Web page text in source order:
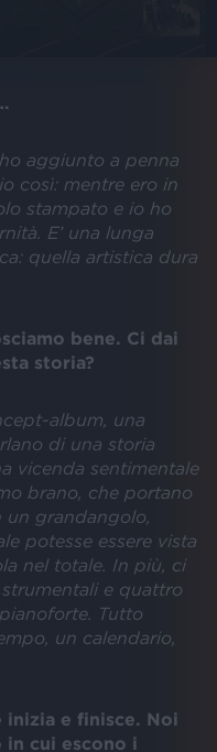
aggiunto a penna
così: mentre ero in
stampato e io ho
E’ una lunga
quella artistica dura
bene. Ci dai
storia?
album, una
di una storia
vicenda sentimentale
brano, che portano
un grandangolo,
potesse essere vista
nel totale. In più, ci
e quattro
Tutto
un calendario,
inizia e finisce. Noi
cui escono i